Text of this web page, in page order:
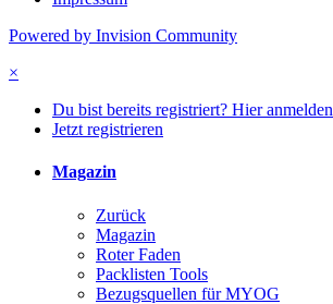
Powered by Invision Community
×
Du bist bereits registriert? Hier anmelden
Jetzt registrieren
Magazin
Zurück
Magazin
Roter Faden
Packlisten Tools
Bezugsquellen für MYOG